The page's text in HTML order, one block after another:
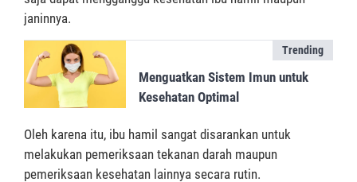
janinnya.
Trending
Menguatkan Sistem Imun untuk
Kesehatan Optimal
Oleh karena itu, ibu hamil sangat disarankan untuk
melakukan pemeriksaan tekanan darah maupun
pemeriksaan kesehatan lainnya secara rutin.